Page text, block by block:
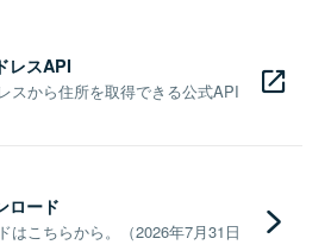
レスAPI
スから住所を取得できる公式API
ロード
はこちらから。（2026年7月31日